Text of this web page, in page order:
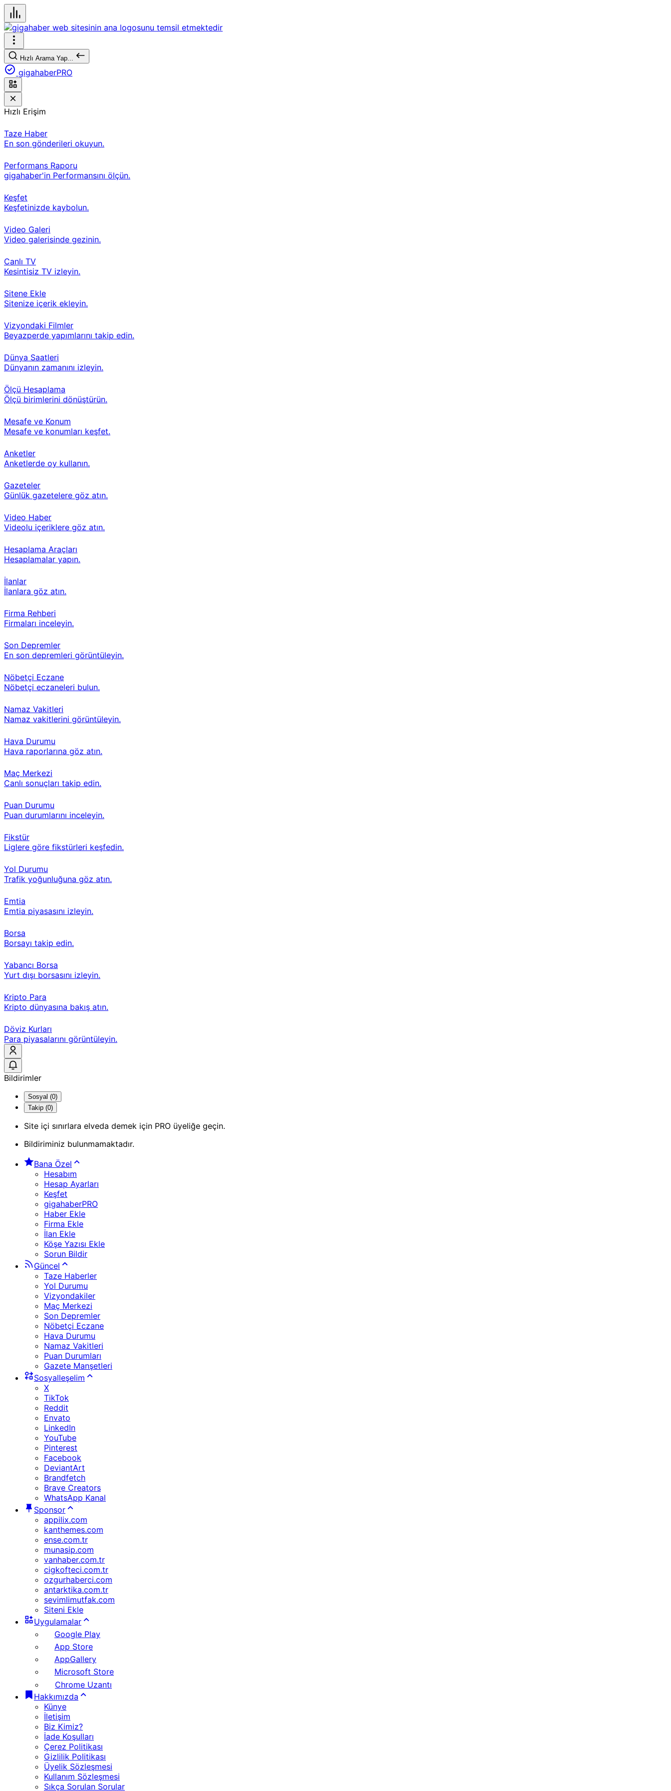
Hızlı Arama Yap...
gigahaberPRO
Hızlı Erişim
Taze Haber
En son gönderileri okuyun.
Performans Raporu
gigahaber'in Performansını ölçün.
Keşfet
Keşfetinizde kaybolun.
Video Galeri
Video galerisinde gezinin.
Canlı TV
Kesintisiz TV izleyin.
Sitene Ekle
Sitenize içerik ekleyin.
Vizyondaki Filmler
Beyazperde yapımlarını takip edin.
Dünya Saatleri
Dünyanın zamanını izleyin.
Ölçü Hesaplama
Ölçü birimlerini dönüştürün.
Mesafe ve Konum
Mesafe ve konumları keşfet.
Anketler
Anketlerde oy kullanın.
Gazeteler
Günlük gazetelere göz atın.
Video Haber
Videolu içeriklere göz atın.
Hesaplama Araçları
Hesaplamalar yapın.
İlanlar
İlanlara göz atın.
Firma Rehberi
Firmaları inceleyin.
Son Depremler
En son depremleri görüntüleyin.
Nöbetçi Eczane
Nöbetçi eczaneleri bulun.
Namaz Vakitleri
Namaz vakitlerini görüntüleyin.
Hava Durumu
Hava raporlarına göz atın.
Maç Merkezi
Canlı sonuçları takip edin.
Puan Durumu
Puan durumlarını inceleyin.
Fikstür
Liglere göre fikstürleri keşfedin.
Yol Durumu
Trafik yoğunluğuna göz atın.
Emtia
Emtia piyasasını izleyin.
Borsa
Borsayı takip edin.
Yabancı Borsa
Yurt dışı borsasını izleyin.
Kripto Para
Kripto dünyasına bakış atın.
Döviz Kurları
Para piyasalarını görüntüleyin.
Bildirimler
Sosyal (0)
Takip (0)
Site içi sınırlara elveda demek için PRO üyeliğe geçin.
Bildiriminiz bulunmamaktadır.
Bana Özel
Hesabım
Hesap Ayarları
Keşfet
gigahaberPRO
Haber Ekle
Firma Ekle
İlan Ekle
Köşe Yazısı Ekle
Sorun Bildir
Güncel
Taze Haberler
Yol Durumu
Vizyondakiler
Maç Merkezi
Son Depremler
Nöbetçi Eczane
Hava Durumu
Namaz Vakitleri
Puan Durumları
Gazete Manşetleri
Sosyalleşelim
X
TikTok
Reddit
Envato
LinkedIn
YouTube
Pinterest
Facebook
DeviantArt
Brandfetch
Brave Creators
WhatsApp Kanal
Sponsor
appilix.com
kanthemes.com
ense.com.tr
munasip.com
vanhaber.com.tr
cigkofteci.com.tr
ozgurhaberci.com
antarktika.com.tr
sevimlimutfak.com
Siteni Ekle
Uygulamalar
Google Play
App Store
AppGallery
Microsoft Store
Chrome Uzantı
Hakkımızda
Künye
İletişim
Biz Kimiz?
İade Koşulları
Çerez Politikası
Gizlilik Politikası
Üyelik Sözleşmesi
Kullanım Sözleşmesi
Sıkça Sorulan Sorular